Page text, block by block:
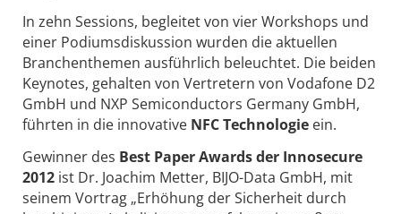
In zehn Sessions, begleitet von vier Workshops und
einer Podiumsdiskussion wurden die aktuellen
Branchenthemen ausführlich beleuchtet. Die beiden
Keynotes, gehalten von Vertretern von Vodafone D2
GmbH und NXP Semiconductors Germany GmbH,
führten in die innovative NFC Technologie ein.
Gewinner des Best Paper Awards der Innosecure
2012 ist Dr. Joachim Metter, BIJO-Data GmbH, mit
seinem Vortrag „Erhöhung der Sicherheit durch